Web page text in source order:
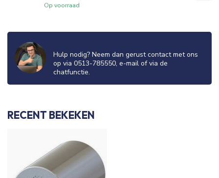
Op voorraad
Hulp nodig? Neem dan gerust contact met ons
op via 0513-785550, e-mail of via de
chatfunctie.
RECENT BEKEKEN